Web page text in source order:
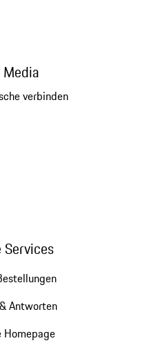
verbinden
Services
Antworten
Homepage